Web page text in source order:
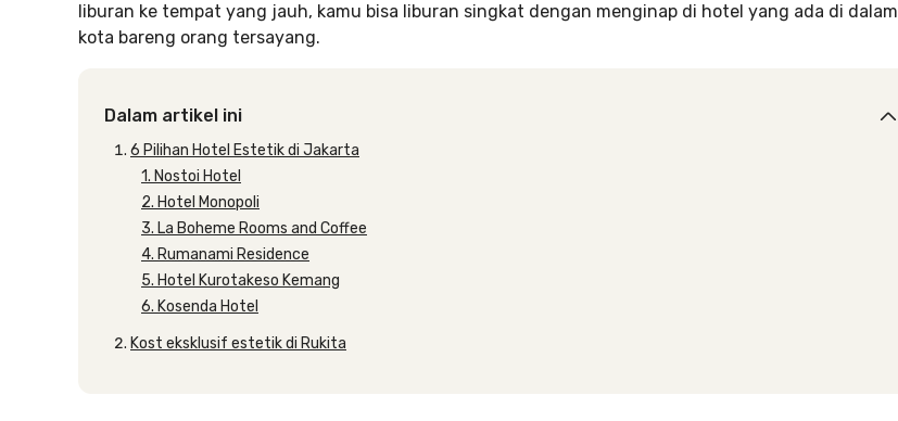
liburan ke tempat yang jauh, kamu bisa liburan singkat dengan menginap di hotel yang ada di dalam
kota bareng orang tersayang.
Dalam artikel ini
6 Pilihan Hotel Estetik di Jakarta
1. Nostoi Hotel
2. Hotel Monopoli
3. La Boheme Rooms and Coffee
4. Rumanami Residence
5. Hotel Kurotakeso Kemang
6. Kosenda Hotel
Kost eksklusif estetik di Rukita